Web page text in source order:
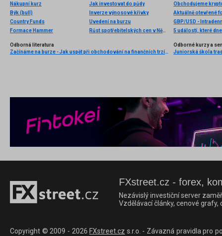
Nákupní kurz
Býk (bull)
Country Funds
Formace Hammer
Jak investovat do půdy
Inverze výnosové křivky
Uvedení na burzu
Růst spotřebitelských cen v Německu
Aktuálně otevřené
GBP/USD -
5 událostí, které
Odborná literatura
Začínáme na burze - Jak uspět při obchodování na finančních trzích (1. vydání)
Odborné kurzy a
Juniorská škola
FXstreet.cz - forex,
Nezávislý investiční server
Vzdělávací články, cenové
Copyright © 2009 - 2026 FXstreet.cz s.r.o. - Závazná pravidla pro